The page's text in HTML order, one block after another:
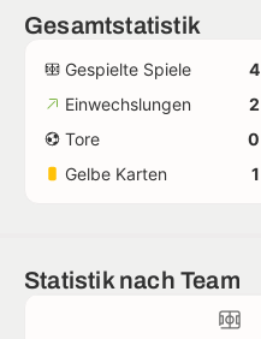
Gesamtstatistik
Gespielte Spiele 4
Einwechslungen
2
Tore
0
Gelbe Karten
1
Statistik nach Team